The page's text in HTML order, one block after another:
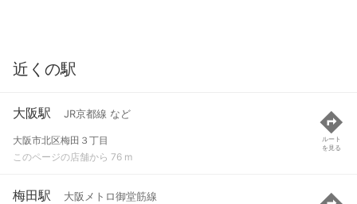
近くの駅
大阪駅 JR京都線 など
大阪市北区梅田３丁目
このページの店舗から 76 m
ルート
を見る
梅田駅 大阪メトロ御堂筋線